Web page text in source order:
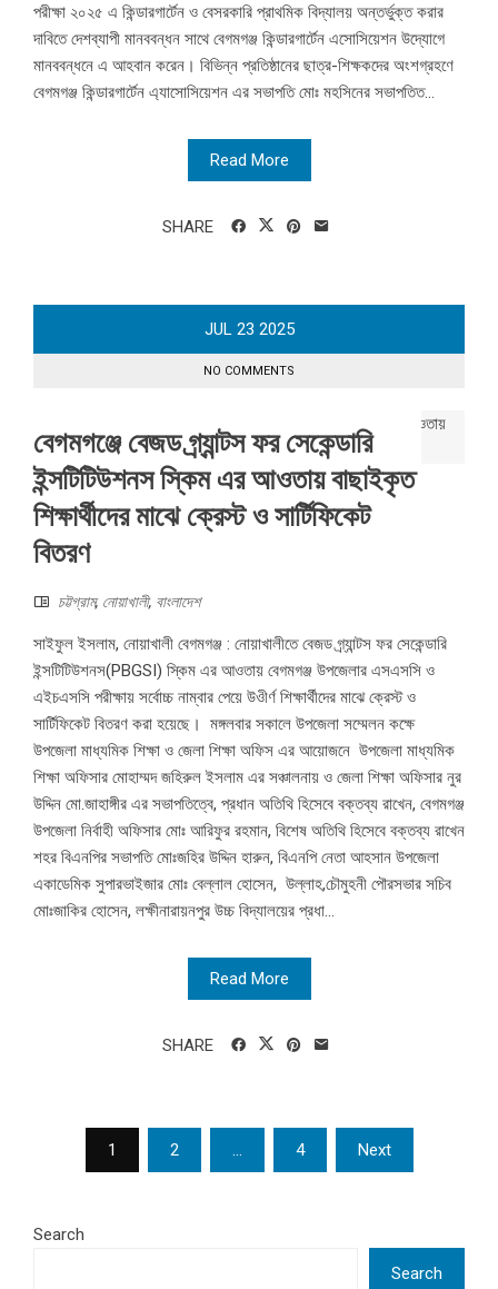
পরীক্ষা ২০২৫ এ কিন্ডারগার্টেন ও বেসরকারি প্রাথমিক বিদ্যালয় অন্তর্ভুক্ত করার
দাবিতে দেশব্যাপী মানববন্ধন সাথে বেগমগঞ্জ কিন্ডারগার্টেন এসোসিয়েশন উদ্যোগে
মানববন্ধনে এ আহবান করেন। বিভিন্ন প্রতিষ্ঠানের ছাত্র-শিক্ষকদের অংশগ্রহণে
বেগমগঞ্জ কিন্ডারগার্টেন এ্যাসোসিয়েশন এর সভাপতি মোঃ মহসিনের সভাপতিত...
Read More
SHARE
JUL 23 2025
NO COMMENTS
বেগমগঞ্জে বেজড গ্র্যান্টস ফর সেকেন্ডারি
ইন্সটিটিউশনস স্কিম এর আওতায় বাছাইকৃত
শিক্ষার্থীদের মাঝে ক্রেস্ট ও সার্টিফিকেট
বিতরণ
চট্টগ্রাম, নোয়াখালী, বাংলাদেশ
সাইফুল ইসলাম, নোয়াখালী বেগমগঞ্জ : নোয়াখালীতে বেজড গ্র্যান্টস ফর সেকেন্ডারি
ইন্সটিটিউশনস(PBGSI) স্কিম এর আওতায় বেগমগঞ্জ উপজেলার এসএসসি ও
এইচএসসি পরীক্ষায় সর্বোচ্চ নাম্বার পেয়ে উওীর্ণ শিক্ষার্থীদের মাঝে ক্রেস্ট ও
সার্টিফিকেট বিতরণ করা হয়েছে। মঙ্গলবার সকালে উপজেলা সম্মেলন কক্ষে
উপজেলা মাধ্যমিক শিক্ষা ও জেলা শিক্ষা অফিস এর আয়োজনে উপজেলা মাধ্যমিক
শিক্ষা অফিসার মোহাম্মদ জহিরুল ইসলাম এর সঞ্চালনায় ও জেলা শিক্ষা অফিসার নুর
উদ্দিন মো.জাহাঙ্গীর এর সভাপতিত্বে, প্রধান অতিথি হিসেবে বক্তব্য রাখেন, বেগমগঞ্জ
উপজেলা নির্বাহী অফিসার মোঃ আরিফুর রহমান, বিশেষ অতিথি হিসেবে বক্তব্য রাখেন
শহর বিএনপির সভাপতি মোঃজহির উদ্দিন হারুন, বিএনপি নেতা আহসান উপজেলা
একাডেমিক সুপারভাইজার মোঃ বেল্লাল হোসেন, উল্লাহ,চৌমুহনী পৌরসভার সচিব
মোঃজাকির হোসেন, লক্ষীনারায়নপুর উচ্চ বিদ্যালয়ের প্রধা...
Read More
SHARE
Posts
pagination
1 2 … 4 Next
Search
Search